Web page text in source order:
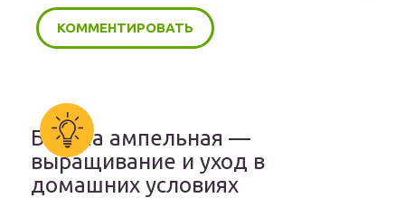
Бакопа ампельная —
выращивание и уход в
домашних условиях